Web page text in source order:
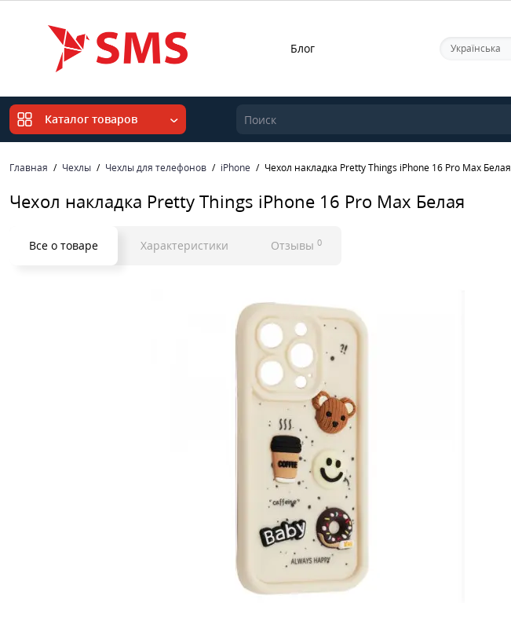
Блог Українська
Каталог товаров
Главная Чехлы Чехлы для телефонов iPhone Чехол накладка Pretty Things iPhone 16 Pro Max Белая
Чехол накладка Pretty Things iPhone 16 Pro Max Белая
Все о товаре Характеристики Отзывы 0